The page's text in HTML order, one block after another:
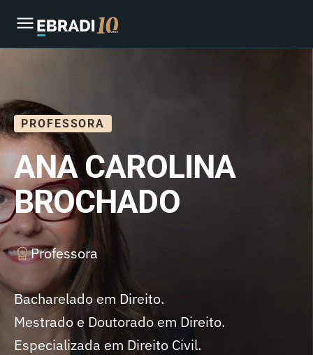
PROFESSORA
ANA CAROLINA
BROCHADO
Professora
Bacharelado em Direito.
Mestrado e Doutorado em Direito.
Especializada em Direito Civil.